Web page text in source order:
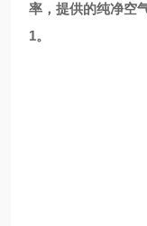
率，提供的纯净空
1。